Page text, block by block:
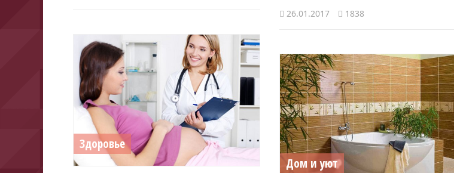
26.01.2017 1838
Здоровье
Дом и уют